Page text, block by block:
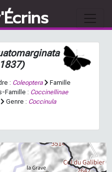
: Coleoptera
Famille
Famille : Coccinellinae
Genre : Coccinula